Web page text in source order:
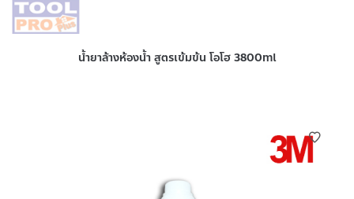
น้ำยาล้างห้องน้ำ สูตรเข้มข้น โอโฮ 3800ml